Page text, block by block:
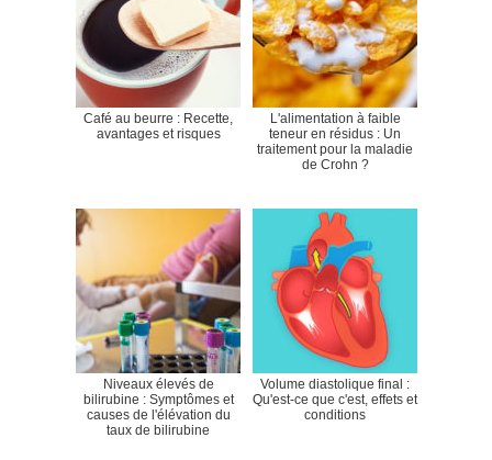
Café au beurre : Recette,
avantages et risques
L'alimentation à faible
teneur en résidus : Un
traitement pour la maladie
de Crohn ?
Niveaux élevés de
bilirubine : Symptômes et
causes de l'élévation du
taux de bilirubine
Volume diastolique final :
Qu'est-ce que c'est, effets et
conditions